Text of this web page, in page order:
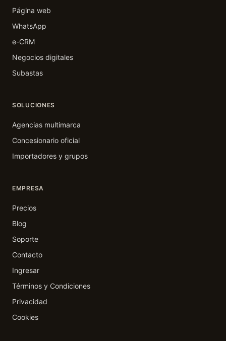
Página web
WhatsApp
e-CRM
Negocios digitales
Subastas
SOLUCIONES
Agencias multimarca
Concesionario oficial
Importadores y grupos
EMPRESA
Precios
Blog
Soporte
Contacto
Ingresar
Términos y Condiciones
Privacidad
Cookies